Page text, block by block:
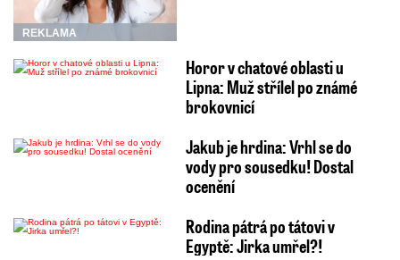
REKLAMA
Horor v chatové oblasti u
Lipna: Muž střílel po známé
brokovnicí
Jakub je hrdina: Vrhl se do
vody pro sousedku! Dostal
ocenění
Rodina pátrá po tátovi v
Egyptě: Jirka umřel?!